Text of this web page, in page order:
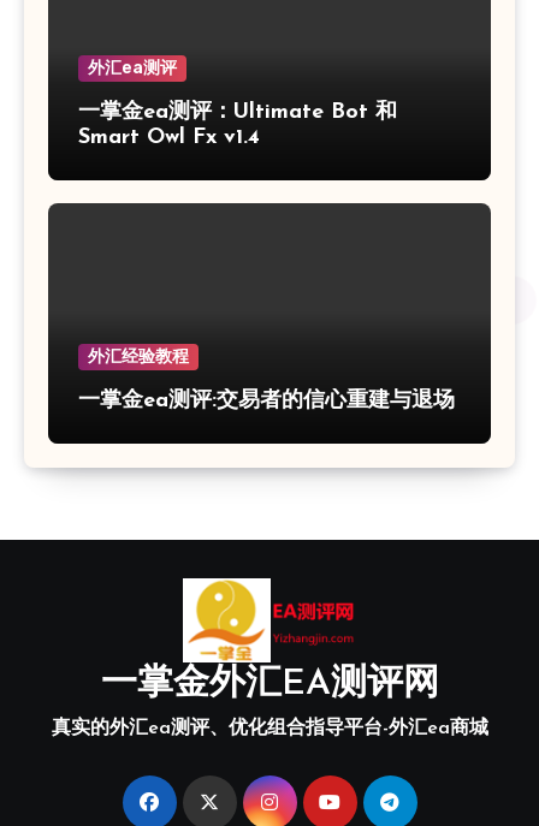
外汇ea测评
一掌金ea测评：Ultimate Bot 和
Smart Owl Fx v1.4
外汇经验教程
一掌金ea测评:交易者的信心重建与退场
一掌金外汇EA测评网
真实的外汇ea测评、优化组合指导平台-外汇ea商城